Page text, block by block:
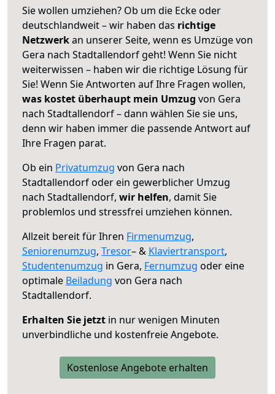
Sie wollen umziehen? Ob um die Ecke oder
deutschlandweit – wir haben das richtige
Netzwerkan unserer Seite, wenn es Umzüge von
Gera nach Stadtallendorf geht! Wenn Sie nicht
weiterwissen – haben wir die richtige Lösung für
Sie! Wenn Sie Antworten auf Ihre Fragen wollen,
was kostet überhaupt mein Umzug von Gera
nach Stadtallendorf – dann wählen Sie sie uns,
denn wir haben immer die passende Antwort auf
Ihre Fragen parat.
Ob ein Privatumzug von Gera nach
Stadtallendorf oder ein gewerblicher Umzug
nach Stadtallendorf, wir helfen, damit Sie
problemlos und stressfrei umziehen können.
Allzeit bereit für Ihren Firmenumzug,
Seniorenumzug, Tresor– & Klaviertransport,
Studentenumzug in Gera, Fernumzug oder eine
optimale Beiladung von Gera nach
Stadtallendorf.
Erhalten Sie jetzt in nur wenigen Minuten
unverbindliche und kostenfreie Angebote.
Kostenlose Angebote erhalten